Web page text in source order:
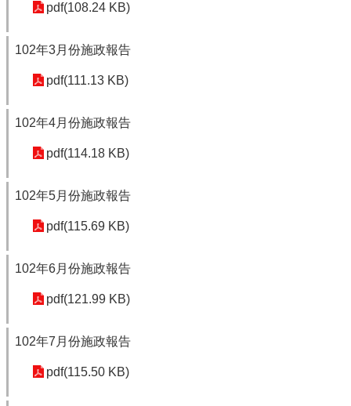
pdf(108.24 KB)
102年3月份施政報告
pdf(111.13 KB)
102年4月份施政報告
pdf(114.18 KB)
102年5月份施政報告
pdf(115.69 KB)
102年6月份施政報告
pdf(121.99 KB)
102年7月份施政報告
pdf(115.50 KB)